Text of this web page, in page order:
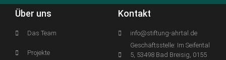
Über uns
Das Team
Projekte
Kontakt
info@stiftung-ahrtal.de
Geschäftsstelle: Im Seifental
5, 53498 Bad Breisig, 0155